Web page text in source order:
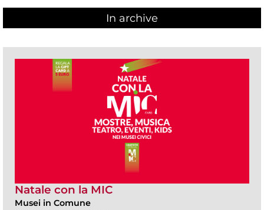
In archive
Natale con la MIC
Musei in Comune